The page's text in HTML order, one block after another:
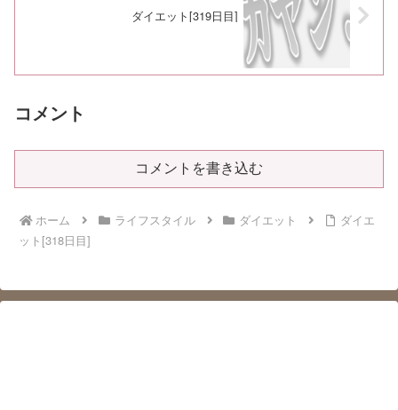
ダイエット[319日目]
コメント
コメントを書き込む
ホーム ライフスタイル ダイエット
ダイエ
ット[318日目]